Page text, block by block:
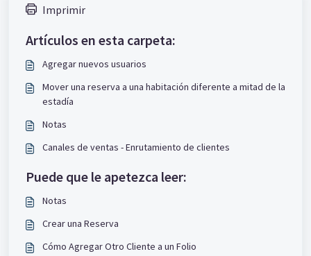
Imprimir
Artículos en esta carpeta:
Agregar nuevos usuarios
Mover una reserva a una habitación diferente a mitad de la
estadía
Notas
Canales de ventas - Enrutamiento de clientes
Puede que le apetezca leer:
Notas
Crear una Reserva
Cómo Agregar Otro Cliente a un Folio